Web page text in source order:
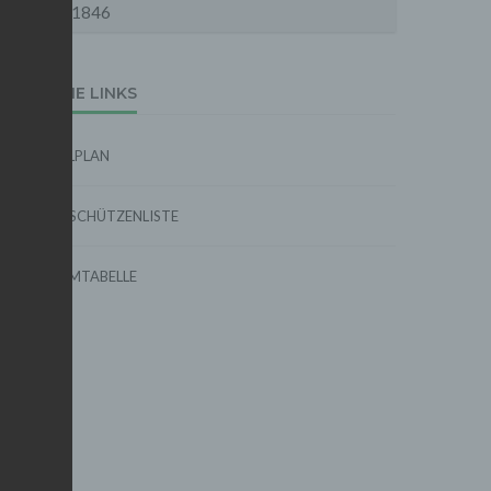
1846
EXTERNE LINKS
SPIELPLAN
TORSCHÜTZENLISTE
FORMTABELLE